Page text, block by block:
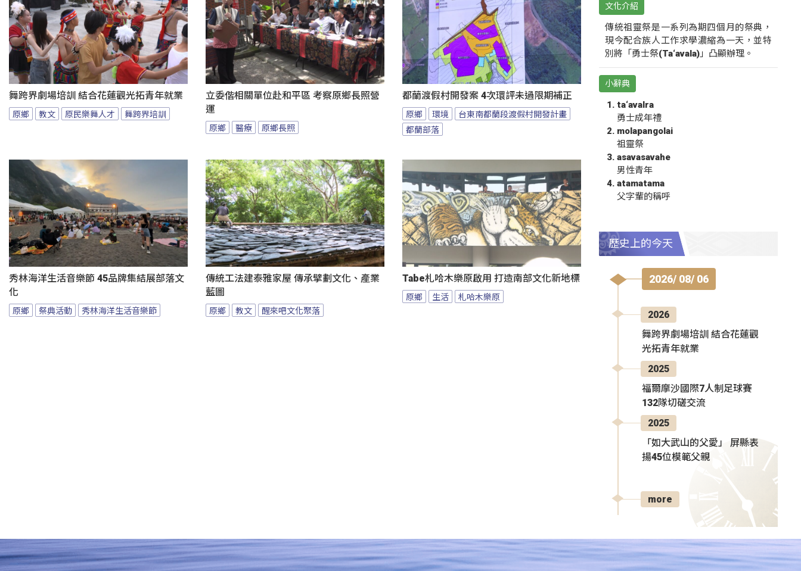
舞跨界劇場培訓 結合花蓮觀光拓青年就業
原鄉 教文 原民樂舞人才 舞跨界培訓
立委偕相關單位赴和平區 考察原鄉長照營
運
原鄉 醫療 原鄉長照
都蘭渡假村開發案 4次環評未過限期補正
原鄉 環境
台東南都蘭段渡假村開發計畫
都蘭部落
秀林海洋生活音樂節 45品牌集結展部落文
化
原鄉 祭典活動 秀林海洋生活音樂節
傳統工法建泰雅家屋 傳承擘劃文化、產業
藍圖
原鄉 教文 醒來吧文化聚落
Tabe札哈木樂原啟用 打造南部文化新地標
原鄉 生活 札哈木樂原
文化介紹
傳統祖靈祭是一系列為期四個月的祭典，
現今配合族人工作求學濃縮為一天，並特
別將「勇士祭(Ta‘avala)」凸顯辦理。
小辭典
ta‘avalra
勇士成年禮
molapangolai
祖靈祭
asavasavahe
男性青年
atamatama
父字輩的稱呼
歷史上的今天
2026/ 08/ 06
2026
舞跨界劇場培訓 結合花蓮觀
光拓青年就業
2025
福爾摩沙國際7人制足球賽
132隊切磋交流
2025
「如大武山的父愛」 屏縣表
揚45位模範父親
more